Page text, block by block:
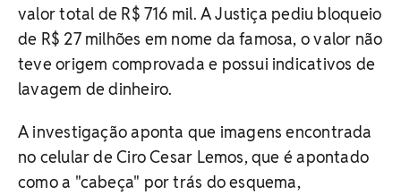
valor total de R$ 716 mil. A Justiça pediu bloqueio
de R$ 27 milhões em nome da famosa, o valor não
teve origem comprovada e possui indicativos de
lavagem de dinheiro.
A investigação aponta que imagens encontrada
no celular de Ciro Cesar Lemos, que é apontado
como a "cabeça" por trás do esquema,